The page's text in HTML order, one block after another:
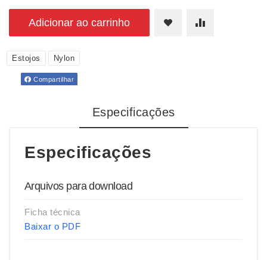
Adicionar ao carrinho
Estojos Nylon
Compartilhar
Especificações
Especificações
Arquivos para download
Ficha técnica
Baixar o PDF